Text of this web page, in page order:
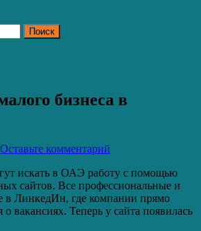
бизнеса в
Оставьте комментарий
искать в ОАЭ работу с помощью
сайтов. Все профессиональные и
ЛинкедИн, где компании прямо
вакансиях. Теперь у сайта появилась